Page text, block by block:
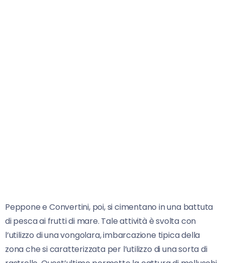
Peppone e Convertini, poi, si cimentano in una battuta
di pesca ai frutti di mare. Tale attività è svolta con
l’utilizzo di una vongolara, imbarcazione tipica della
zona che si caratterizzata per l’utilizzo di una sorta di